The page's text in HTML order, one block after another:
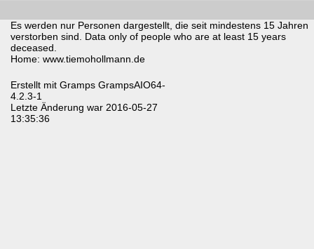
Es werden nur Personen dargestellt, die seit mindestens 15 Jahren
verstorben sind. Data only of people who are at least 15 years
deceased.
Home: www.tiemohollmann.de
Erstellt mit Gramps GrampsAIO64-
4.2.3-1
Letzte Änderung war 2016-05-27
13:35:36